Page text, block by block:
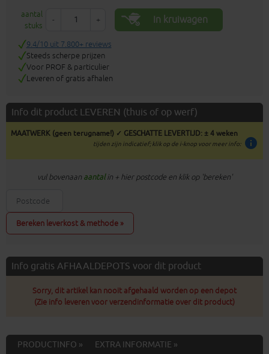
aantal
stuks
- + In kruiwagen
9.4/10 uit 7.800+ reviews
Steeds scherpe prijzen
Voor PROF & particulier
Leveren of gratis afhalen
Info dit product LEVEREN (thuis of op werf)
MAATWERK (geen terugname!) ✓ GESCHATTE LEVERTIJD: ± 4 weken
info
tijden zijn indicatief; klik op de i-knop voor meer info:
vul bovenaan aantalin + hier postcode en klik op 'bereken'
Bereken leverkost & methode »
Info gratis AFHAALDEPOTS voor dit product
Sorry, dit artikel kan nooit afgehaald worden op een depot
(Zie info leveren voor verzendinformatie over dit product)
PRODUCTINFO »
EXTRA INFORMATIE »